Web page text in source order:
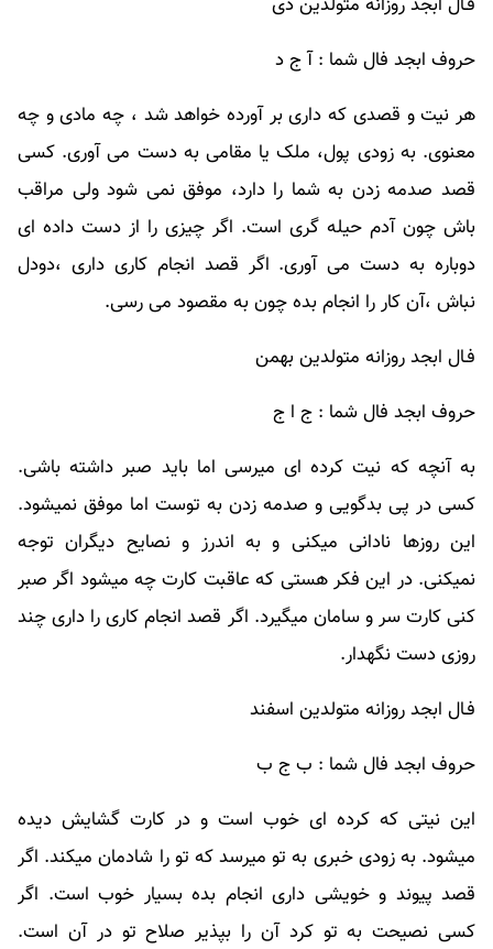
حروف ابجد فال شما : آ ج د
هر نیت و قصدی که داری بر آورده خواهد شد ، چه مادی و چه
معنوی. به زودی پول، ملک یا مقامی به دست می آوری. کسی
قصد صدمه زدن به شما را دارد، موفق نمی شود ولی مراقب
باش چون آدم حیله گری است. اگر چیزی را از دست داده ای
دوباره به دست می آوری. اگر قصد انجام کاری داری ،دودل
نباش ،آن کار را انجام بده چون به مقصود می رسی.
فـال ابجد روزانه متولدین بهمن
حروف ابجد فال شما : ج ا ج
به آنچه که نیت کرده ای میرسی اما باید صبر داشته باشی.
کسی در پی بدگویی و صدمه زدن به توست اما موفق نمیشود.
این روزها نادانی میکنی و به اندرز و نصایح دیگران توجه
نمیکنی. در این فکر هستی که عاقبت کارت چه میشود اگر صبر
کنی کارت سر و سامان میگیرد. اگر قصد انجام کاری را داری چند
روزی دست نگهدار.
فـال ابجد روزانه متولدین اسفند
حروف ابجد فال شما : ب ج ب
این نیتی که کرده ای خوب است و در کارت گشایش دیده
میشود. به زودی خبری به تو میرسد که تو را شادمان میکند. اگر
قصد پیوند و خویشی داری انجام بده بسیار خوب است. اگر
کسی نصیحت به تو کرد آن را بپذیر صلاح تو در آن است.